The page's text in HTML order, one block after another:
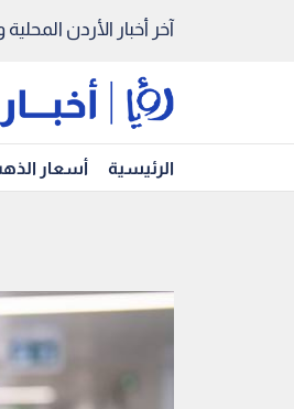
آخر أخبار الأردن
الرئيسية أسعار